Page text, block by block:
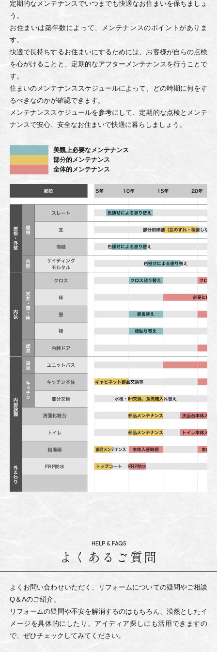
定期的なメンテナンスでいつまでも快適なお住まいを保ちましょ
う。
お住まいは築年数によって、メンテナンスのポイントがありま
す。
快適で長持ちするお住まいにするためには、お客様が自らの点検
を心がけることと、定期的なアフターメンテナンスを行うことで
す。
住まいのメンテナンススケジュールによって、どの時期に何をす
るべきなのかが確認できます。
メンテナンススケジュールを参考にして、定期的な点検とメンテ
ナンスで安心、安全なお住まいで快適に暮らしましょう。
美観上必要なメンテナンス
部分的メンテナンス
全体的メンテナンス
よくあるご質問
よくお問い合わせいただく、リフォームについての疑問やご相談
Q＆Aのご紹介。
リフォームの疑問や不安を解消するのはもちろん、漠然としたイ
メージを具体的にしたり、アイディア探しにも活用できますの
で、ぜひチェックしてみてください。